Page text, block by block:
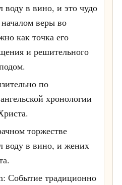
воду в вино, и это чудо
веры во
как точка его
и решительного
по
хронологии
торжестве
воду в вино, и жених
Событие традиционно